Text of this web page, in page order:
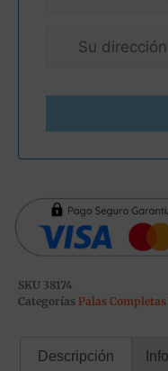
SKU 38174
Categorías Palas
Descripción